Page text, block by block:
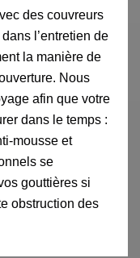
des couvreurs
l’entretien de
la manière de
Nous
afin que votre
dans le temps :
mousse et
se
gouttières si
obstruction des